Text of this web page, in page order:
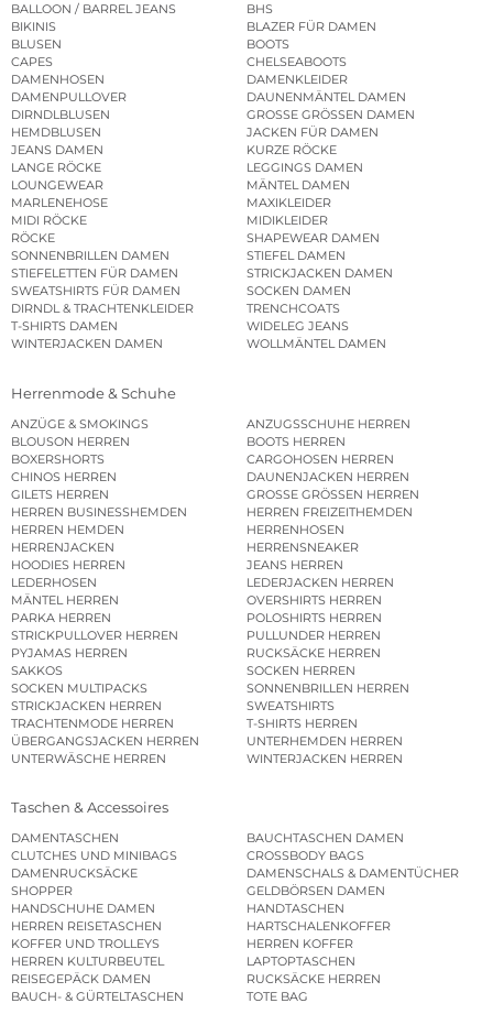
BALLOON / BARREL JEANS
BHS
BIKINIS
BLAZER FÜR DAMEN
BLUSEN
BOOTS
CAPES
CHELSEABOOTS
DAMENHOSEN
DAMENKLEIDER
DAMENPULLOVER
DAUNENMÄNTEL DAMEN
DIRNDLBLUSEN
GROSSE GRÖSSEN DAMEN
HEMDBLUSEN
JACKEN FÜR DAMEN
JEANS DAMEN
KURZE RÖCKE
LANGE RÖCKE
LEGGINGS DAMEN
LOUNGEWEAR
MÄNTEL DAMEN
MARLENEHOSE
MAXIKLEIDER
MIDI RÖCKE
MIDIKLEIDER
RÖCKE
SHAPEWEAR DAMEN
SONNENBRILLEN DAMEN
STIEFEL DAMEN
STIEFELETTEN FÜR DAMEN
STRICKJACKEN DAMEN
SWEATSHIRTS FÜR DAMEN
SOCKEN DAMEN
DIRNDL & TRACHTENKLEIDER
TRENCHCOATS
T-SHIRTS DAMEN
WIDELEG JEANS
WINTERJACKEN DAMEN
WOLLMÄNTEL DAMEN
Herrenmode & Schuhe
ANZÜGE & SMOKINGS
ANZUGSSCHUHE HERREN
BLOUSON HERREN
BOOTS HERREN
BOXERSHORTS
CARGOHOSEN HERREN
CHINOS HERREN
DAUNENJACKEN HERREN
GILETS HERREN
GROSSE GRÖSSEN HERREN
HERREN BUSINESSHEMDEN
HERREN FREIZEITHEMDEN
HERREN HEMDEN
HERRENHOSEN
HERRENJACKEN
HERRENSNEAKER
HOODIES HERREN
JEANS HERREN
LEDERHOSEN
LEDERJACKEN HERREN
MÄNTEL HERREN
OVERSHIRTS HERREN
PARKA HERREN
POLOSHIRTS HERREN
STRICKPULLOVER HERREN
PULLUNDER HERREN
PYJAMAS HERREN
RUCKSÄCKE HERREN
SAKKOS
SOCKEN HERREN
SOCKEN MULTIPACKS
SONNENBRILLEN HERREN
STRICKJACKEN HERREN
SWEATSHIRTS
TRACHTENMODE HERREN
T-SHIRTS HERREN
ÜBERGANGSJACKEN HERREN
UNTERHEMDEN HERREN
UNTERWÄSCHE HERREN
WINTERJACKEN HERREN
Taschen & Accessoires
DAMENTASCHEN
BAUCHTASCHEN DAMEN
CLUTCHES UND MINIBAGS
CROSSBODY BAGS
DAMENRUCKSÄCKE
DAMENSCHALS & DAMENTÜCHER
SHOPPER
GELDBÖRSEN DAMEN
HANDSCHUHE DAMEN
HANDTASCHEN
HERREN REISETASCHEN
HARTSCHALENKOFFER
KOFFER UND TROLLEYS
HERREN KOFFER
HERREN KULTURBEUTEL
LAPTOPTASCHEN
REISEGEPÄCK DAMEN
RUCKSÄCKE HERREN
BAUCH- & GÜRTELTASCHEN
TOTE BAG